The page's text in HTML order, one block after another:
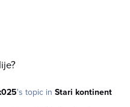
's topic in Stari kontinent